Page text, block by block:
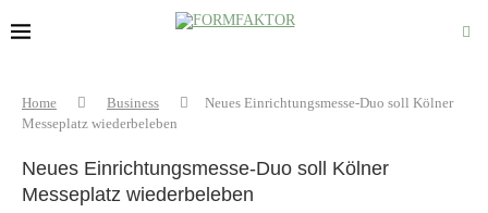
Home Business
Neues Einrichtungsmesse-Duo soll Kölner
Messeplatz wiederbeleben
Neues Einrichtungsmesse-Duo soll Kölner
Messeplatz wiederbeleben